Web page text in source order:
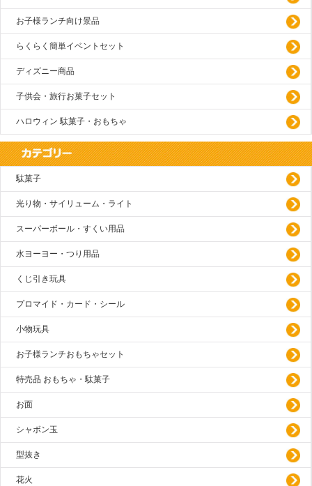
お子様ランチ向け景品
らくらく簡単イベントセット
ディズニー商品
子供会・旅行お菓子セット
ハロウィン 駄菓子・おもちゃ
駄菓子
光り物・サイリューム・ライト
スーパーボール・すくい用品
水ヨーヨー・つり用品
くじ引き玩具
プロマイド・カード・シール
小物玩具
お子様ランチおもちゃセット
特売品 おもちゃ・駄菓子
お面
シャボン玉
型抜き
花火